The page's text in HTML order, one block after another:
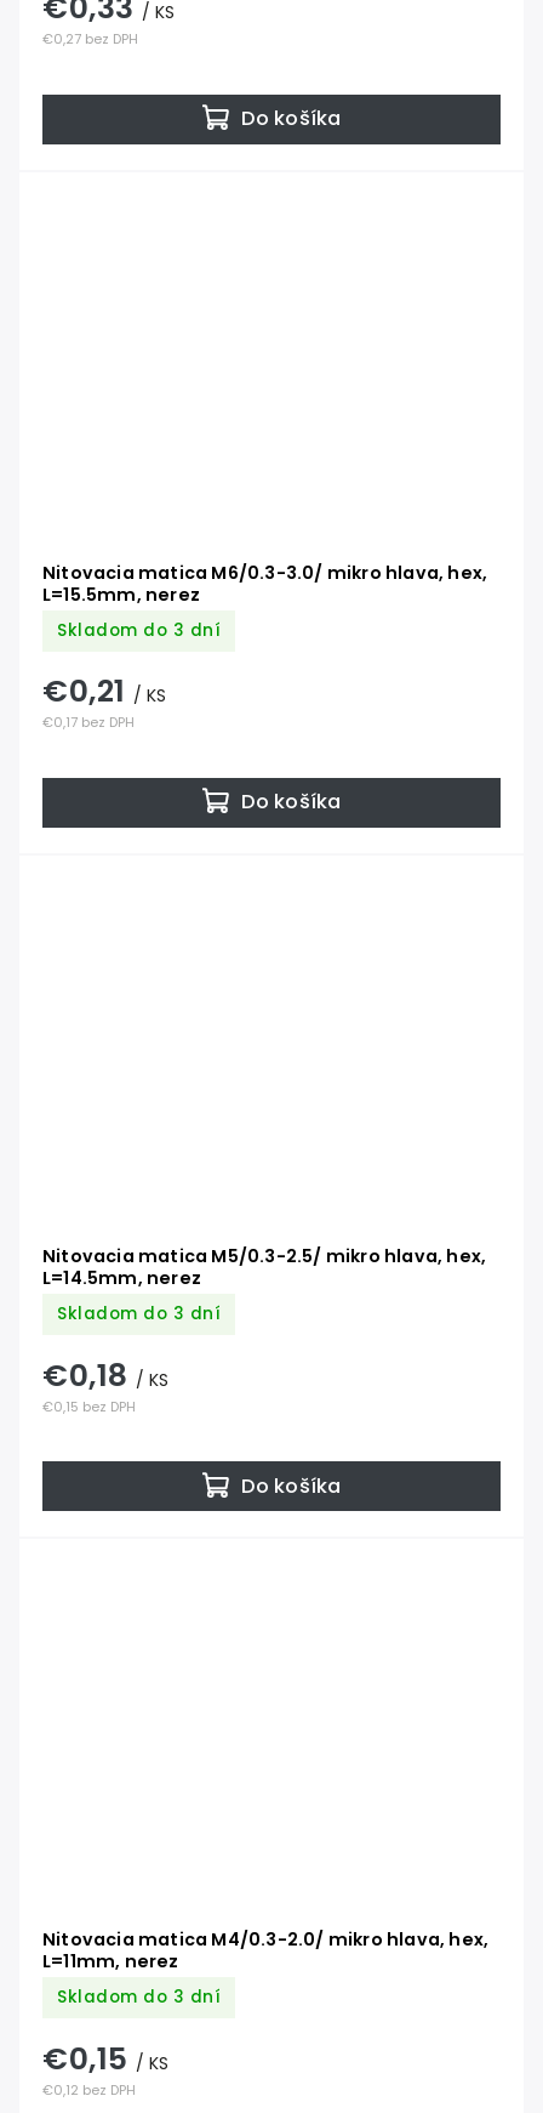
€0,27 bez DPH
/ KS
Do košíka
Nitovacia matica M6/0.3-3.0/ mikro hlava, hex,
L=15.5mm, nerez
Skladom do 3 dní
€0,17 bez DPH
€0,21 / KS
Do košíka
Nitovacia matica M5/0.3-2.5/ mikro hlava, hex,
L=14.5mm, nerez
Skladom do 3 dní
€0,15 bez DPH
€0,18 / KS
Do košíka
Nitovacia matica M4/0.3-2.0/ mikro hlava, hex,
L=11mm, nerez
Skladom do 3 dní
€0,12 bez DPH
€0,15 / KS